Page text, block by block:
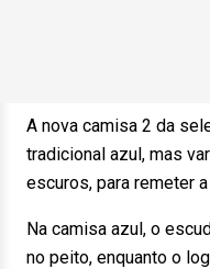
A nova camisa 2 da
tradicional azul, mas
escuros, para remeter
Na camisa azul, o
no peito, enquanto o